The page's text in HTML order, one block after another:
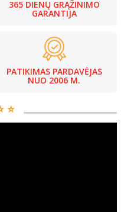
365 DIENŲ GRĄŽINIMO
GARANTIJA
PATIKIMAS PARDAVĖJAS
NUO 2006 M.
⭐️